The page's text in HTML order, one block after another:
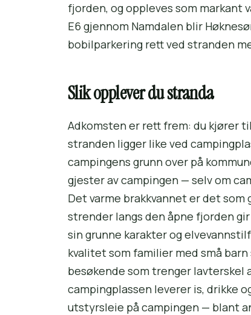
fjorden, og oppleves som markant
E6 gjennom Namdalen blir
bobil­parkering rett ved stranden
Slik opplever du stranda
Adkomsten er rett frem: du kjører
stranden ligger like ved
campingens grunn over på
gjester av campingen — selv om
Det varme brakkvannet er det
strender langs den åpne fjorden
sin grunne karakter og
kvalitet som familier med små
besøkende som trenger lavterskel
campingplassen leverer is, drikke
utstyrsleie på campingen — blant